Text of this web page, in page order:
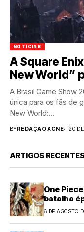
NOTÍCIAS
A Square
New World”
A Brasil Game Show
única para os fãs de
New World:...
BYREDAÇÃO ACNE 20
ARTIGOS RECENTES
One
batalha
6 DE AGOSTO